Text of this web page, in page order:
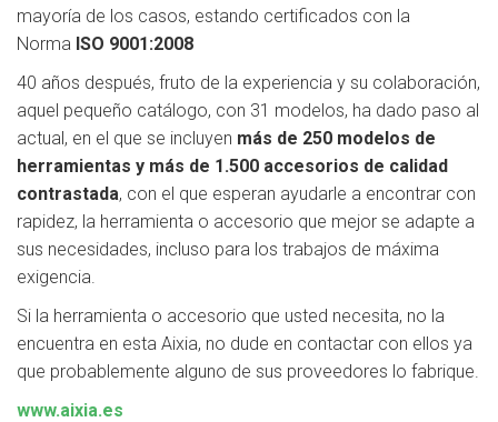
mayoría de los casos, estando certificados con la
Norma ISO 9001:2008
40 años después, fruto de la experiencia y su colaboración,
aquel pequeño catálogo, con 31 modelos, ha dado paso al
actual, en el que se incluyen más de 250 modelos de
herramientas y más de 1.500 accesorios de calidad
contrastada, con el que esperan ayudarle a encontrar con
rapidez, la herramienta o accesorio que mejor se adapte a
sus necesidades, incluso para los trabajos de máxima
exigencia.
Si la herramienta o accesorio que usted necesita, no la
encuentra en esta Aixia, no dude en contactar con ellos ya
que probablemente alguno de sus proveedores lo fabrique.
www.aixia.es